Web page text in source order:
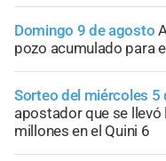
Domingo 9 de agosto
pozo acumulado para
Sorteo del miércoles 5
apostador que se
millones en el Quini 6